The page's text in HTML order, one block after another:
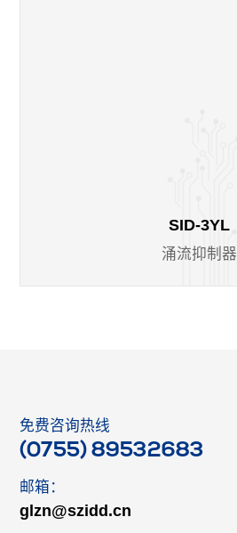
SID-3YL
涌流抑制器
免费咨询热线
(0755) 89532683
邮箱：
glzn@szidd.cn